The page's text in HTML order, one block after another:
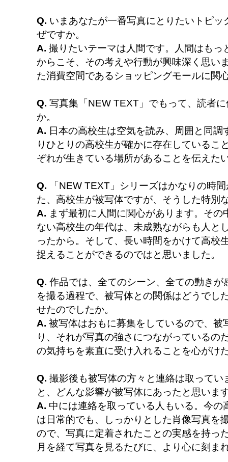
Q. いまあなたが一番写真にとりたいトピ
ぜですか。
A. 撮りたいテーマは人間です。人間はも
からこそ、その考えや行動が興味深く思い
た消費空間であるショッピングモールに関
Q. 写真集「NEW TEXT」でもって、読者
か。
A. 日本の高校生は空気を読み、周囲と同
りひとりの高校生が確かに存在しているこ
ぞれが生きている場所があることを伝えた
Q. 「NEW TEXT」シリーズはかなりの時
た、高校生が被写体ですが、そうした特別
A. まず最初に人間に関心があります。そ
ない高校生の年代は、未成熟ながらも人と
ったから。そして、長い時間をかけて高校
捉えることができるのではと思いました。
Q. 作品では、全てのシーン、全ての動き
を撮る過程で、被写体との関係はどうでし
せたのでしたか。
A. 被写体はおもに募集をしているので、
り、それが写真の強さにつながっているの
の気持ちを素直に受け入れることを心がけ
Q. 撮影後も被写体の方々と連絡は取って
と、どんな影響が被写体にあったと思いま
A. 中には連絡を取っている人もいる。今
は日常的でも、しっかりとした肖像写真を
ので、写真に定着されたことの実感を持っ
月を経て写真を見るたびに、より心に刻ま